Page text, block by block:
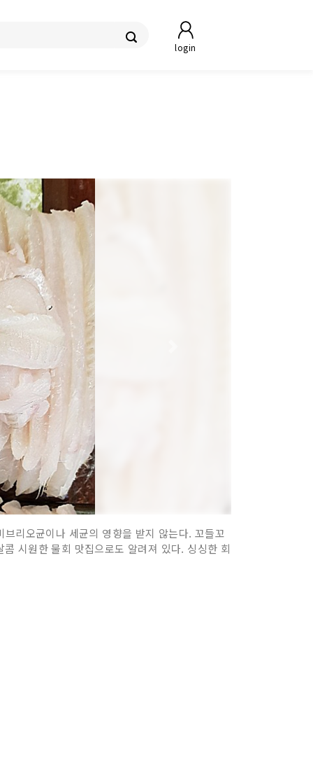
login
리오균이나 세균의 영향을 받지 않는다. 꼬들꼬
시원한 물회 맛집으로도 알려져 있다. 싱싱한 회